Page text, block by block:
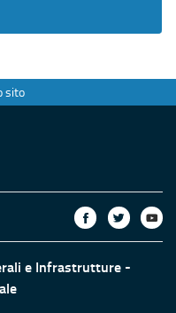
sito
e Infrastrutture -